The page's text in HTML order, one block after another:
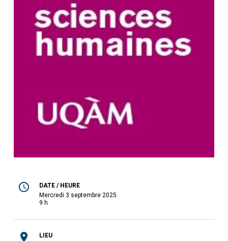
DATE / HEURE
mercredi 3 septembre 2025
9 h
LIEU